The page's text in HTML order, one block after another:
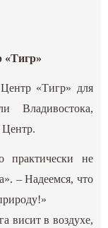
«Тигр»
«Тигр» для
Владивостока,
практически не
– Надеемся, что
висит в воздухе,